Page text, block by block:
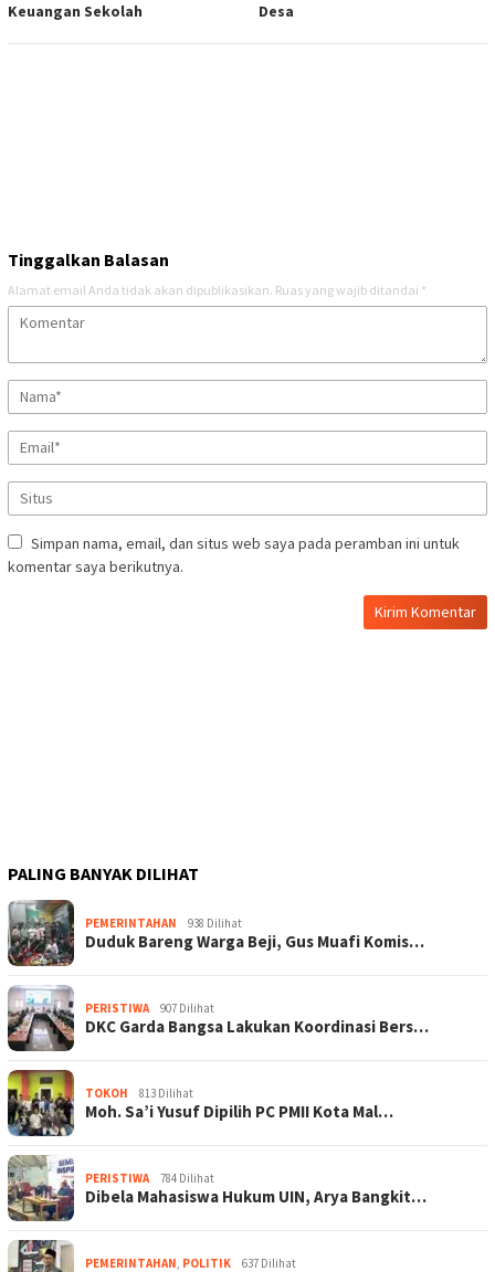
Keuangan Sekolah
Desa
Tinggalkan Balasan
Alamat email Anda tidak akan dipublikasikan. Ruas yang wajib ditandai *
Simpan nama, email, dan situs web saya pada peramban ini untuk
komentar saya berikutnya.
PALING BANYAK DILIHAT
PEMERINTAHAN 938 Dilihat
Duduk Bareng Warga Beji, Gus Muafi Komis…
PERISTIWA 907 Dilihat
DKC Garda Bangsa Lakukan Koordinasi Bers…
TOKOH 813 Dilihat
Moh. Sa’i Yusuf Dipilih PC PMII Kota Mal…
PERISTIWA 784 Dilihat
Dibela Mahasiswa Hukum UIN, Arya Bangkit…
PEMERINTAHAN POLITIK 637 Dilihat